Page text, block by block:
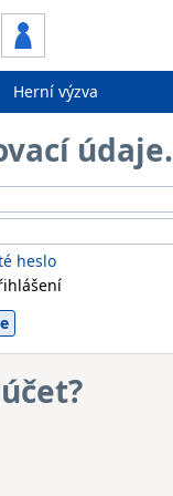
Herní výzva
heslo